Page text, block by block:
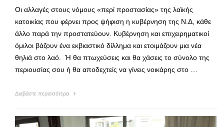
Οι αλλαγές στους νόμους «περί προστασίας» της λαϊκής
κατοικίας που φέρνει προς ψήφιση η κυβέρνηση της Ν.Δ, κάθε
άλλο παρά την προστατεύουν. Κυβέρνηση και επιχειρηματικοί
όμιλοι βάζουν ένα εκβιαστικό δίλλημα και ετοιμάζουν μια νέα
θηλιά στο λαό. Ή θα πτωχεύσεις και θα χάσεις το σύνολο της
περιουσίας σου ή θα αποδεχτείς να γίνεις νοικάρης στο …
Διαβάστε περισσότερα